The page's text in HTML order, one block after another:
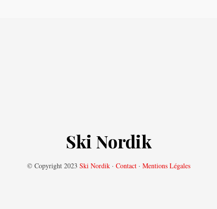
Ski Nordik
© Copyright 2023 Ski Nordik· Contact· Mentions Légales